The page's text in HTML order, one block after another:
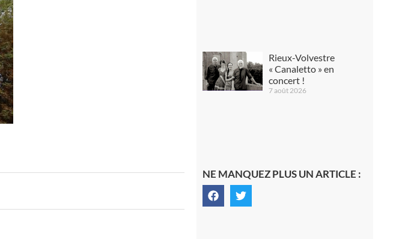
Rieux-Volvestre
« Canaletto » en
concert !
7 août 2026
NE MANQUEZ PLUS UN ARTICLE :